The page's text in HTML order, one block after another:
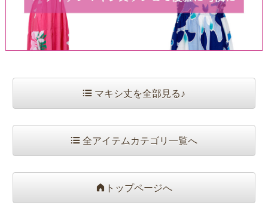
マキシ丈を全部見る♪
全アイテムカテゴリ一覧へ
トップページへ